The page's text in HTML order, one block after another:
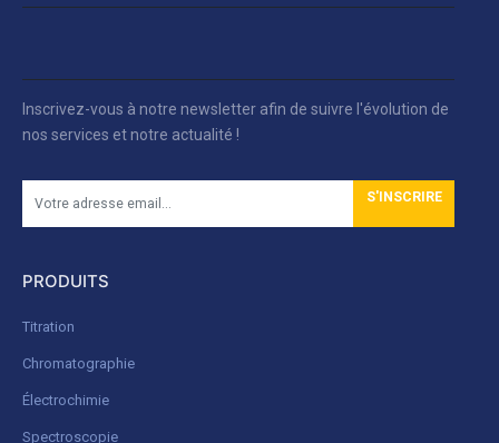
Inscrivez-vous à notre newsletter afin de suivre l'évolution de
nos services et notre actualité !
S'INSCRIRE
PRODUITS
Titration
Chromatographie
Électrochimie
Spectroscopie